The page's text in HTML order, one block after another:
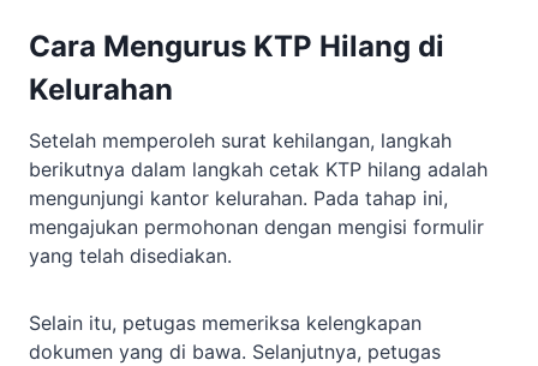
Cara Mengurus KTP Hilang di
Kelurahan
Setelah memperoleh surat kehilangan, langkah
berikutnya dalam langkah cetak KTP hilang adalah
mengunjungi kantor kelurahan. Pada tahap ini,
mengajukan permohonan dengan mengisi formulir
yang telah disediakan.
Selain itu, petugas memeriksa kelengkapan
dokumen yang di bawa. Selanjutnya, petugas